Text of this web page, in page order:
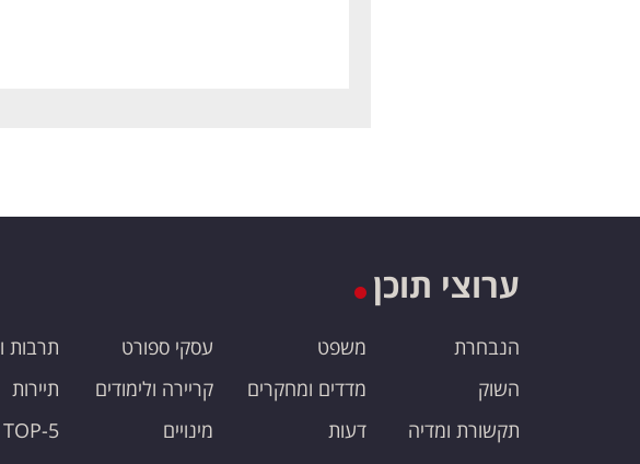
ערוצי תוכן
הנבחרת
השוק
תקשורת ומדיה
משפט
מדדים ומחקרים
דעות
עסקי ספורט
קריירה ולימודים
מינויים
תרבות
תיירות
TOP-5